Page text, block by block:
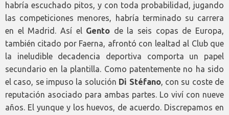
habría escuchado pitos, y con toda probabilidad, jugando
las competiciones menores, habría terminado su carrera
en el Madrid. Así el Gento de la seis copas de Europa,
también citado por Faerna, afrontó con lealtad al Club que
la ineludible decadencia deportiva comporta un papel
secundario en la plantilla. Como patentemente no ha sido
el caso, se impuso la solución Di Stéfano, con su coste de
reputación asociado para ambas partes. Lo viví con nueve
años. El yunque y los huevos, de acuerdo. Discrepamos en